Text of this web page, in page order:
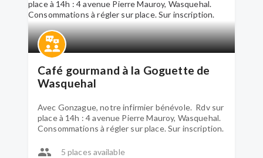
Café gourmand à la Goguette de
Wasquehal
Avec Gonzague, notre infirmier bénévole. Rdv sur
place à 14h : 4 avenue Pierre Mauroy, Wasquehal.
Consommations à régler sur place. Sur inscription.
5 places available